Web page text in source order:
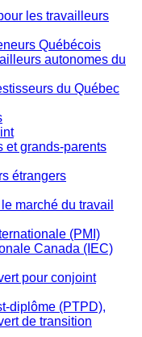
les travailleurs
Québécois
autonomes du
du Québec
et grands-parents
étrangers
marché du travail
(PMI)
Canada (IEC)
pour conjoint
diplôme (PTPD),
de transition